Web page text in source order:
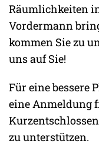
Räumlichkeiten
Vordermann
kommen Sie zu
uns auf Sie!
Für eine bessere
eine Anmeldung
zu unterstützen.